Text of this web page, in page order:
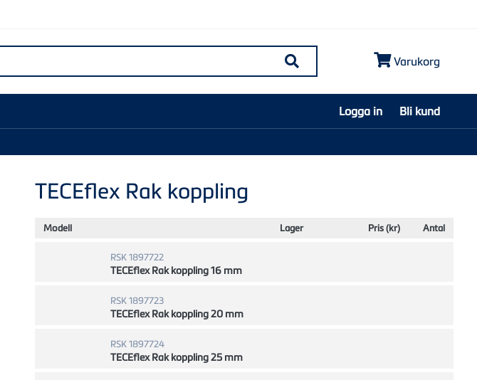
Søk
Varukorg
Logga in Bli kund
TECEflex Rak koppling
Modell Lager Pris (kr) Antal
RSK 1897722
TECEflex Rak koppling 16 mm
RSK 1897723
TECEflex Rak koppling 20 mm
RSK 1897724
TECEflex Rak koppling 25 mm